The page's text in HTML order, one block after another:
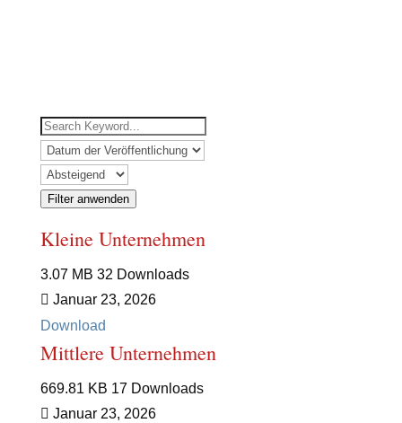
Filter anwenden
Kleine Unternehmen
3.07 MB 32 Downloads
Januar 23, 2026
Download
Mittlere Unternehmen
669.81 KB 17 Downloads
Januar 23, 2026